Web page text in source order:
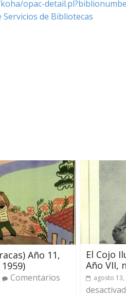
opac-
de Bibliotecas
Año 11,
Comentarios
El Cojo
Año VII,
agosto 13,